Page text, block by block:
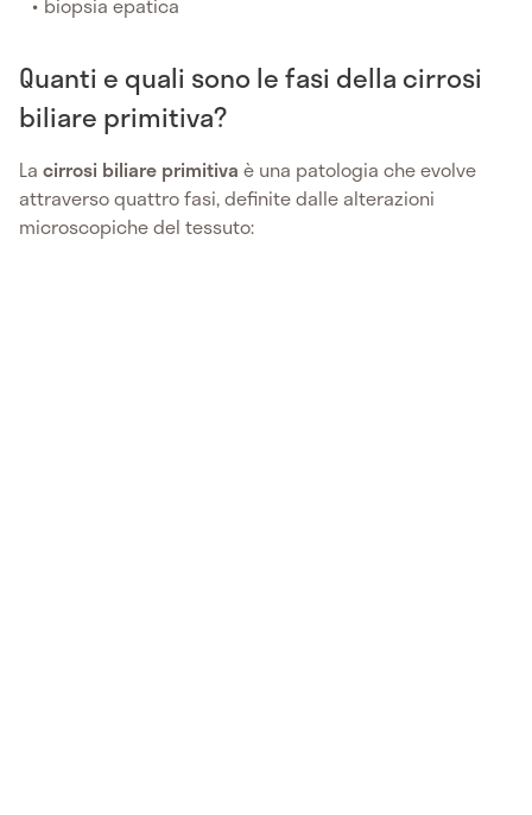
Quanti e quali sono le fasi della cirrosi
biliare primitiva?
La cirrosi biliare primitiva è una patologia che evolve
attraverso quattro fasi, definite dalle alterazioni
microscopiche del tessuto: